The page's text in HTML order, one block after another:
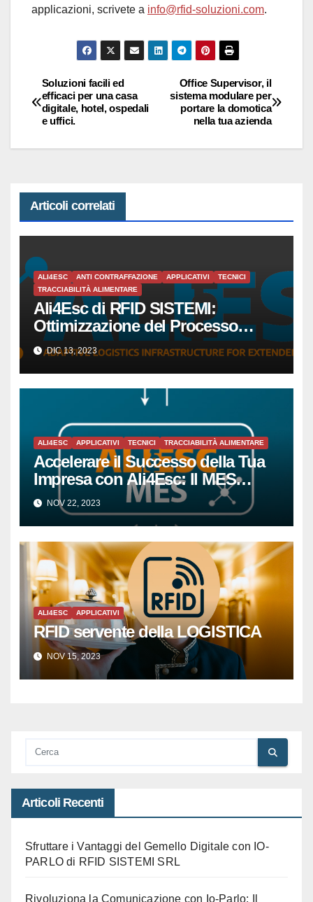
applicazioni, scrivete a info@rfid-soluzioni.com.
Navigazione
articoli
Office Supervisor, il
sistema modulare per
portare la domotica
nella tua azienda
Soluzioni facili ed
efficaci per una casa
digitale, hotel, ospedali
e uffici.
Articoli correlati
ALI4ESC ANTI CONTRAFFAZIONE APPLICATIVI
TECNICI
TRACCIABILITÀ ALIMENTARE
Ali4Esc di RFID SISTEMI:
Ottimizzazione del Processo
Produttivo per Piccole e Medie
Imprese tramite la Tecnologia
RFID
DIC 13, 2023
ALI4ESC APPLICATIVI TECNICI TRACCIABILITÀ ALIMENTARE
Accelerare il Successo della Tua
Impresa con Ali4Esc: Il MES
All’avanguardia per la Piccola e
Media Impresa
NOV 22, 2023
ALI4ESC APPLICATIVI
RFID servente della LOGISTICA
NOV 15, 2023
Articoli Recenti
Sfruttare i Vantaggi del Gemello Digitale con IO-
PARLO di RFID SISTEMI SRL
Rivoluziona la Comunicazione con Io-Parlo: Il